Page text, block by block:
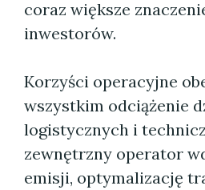
coraz większe
inwestorów.
Korzyści operacyjne
wszystkim odciążenie
logistycznych i
zewnętrzny operator
emisji, optymalizację